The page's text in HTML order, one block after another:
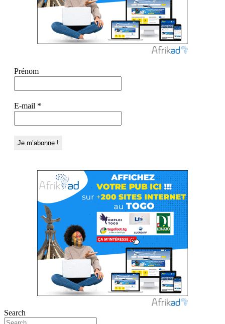
Prénom
E-mail *
Search